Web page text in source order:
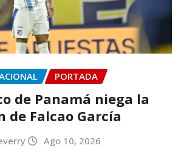
PORTADA
de Panamá niega la
Falcao García
Ago 10, 2026